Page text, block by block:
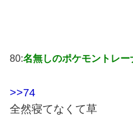
80:名無しのポケモントレー
>>74
全然寝てなくて草